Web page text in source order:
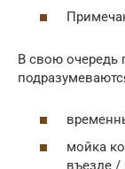
В свою очередь
мойка
въезде /